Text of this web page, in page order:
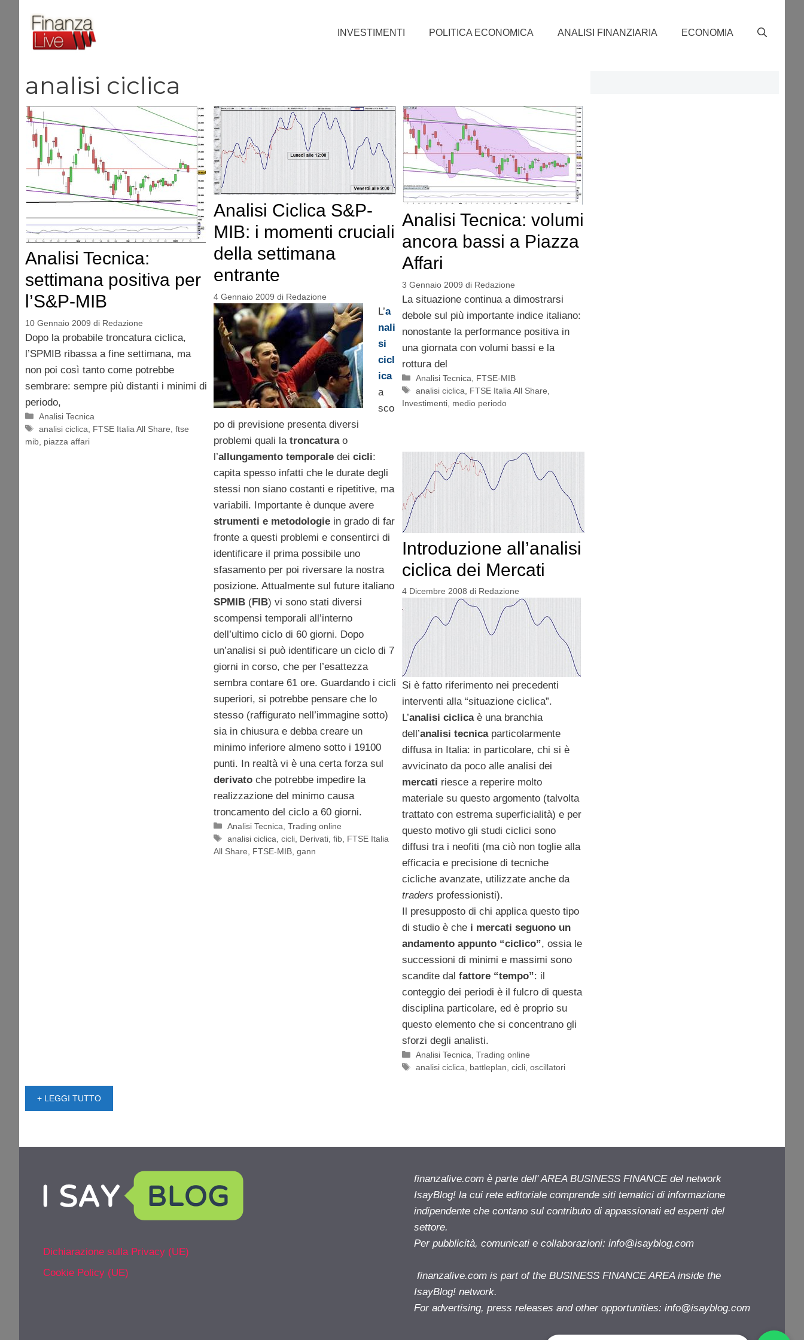
contenuto
INVESTIMENTI POLITICA ECONOMICA ANALISI FINANZIARIA ECONOMIA
analisi ciclica
Analisi Tecnica:
settimana positiva per
l’S&P-MIB
10 Gennaio 2009 di Redazione
Dopo la probabile troncatura ciclica,
l’SPMIB ribassa a fine settimana, ma
non poi così tanto come potrebbe
sembrare: sempre più distanti i minimi di
periodo,
Categorie
Analisi Tecnica
Tag
analisi ciclica FTSE Italia All Share ,ftse
mib piazza affari
Analisi Ciclica S&P-
MIB: i momenti cruciali
della settimana
entrante
4 Gennaio 2009 di Redazione
L’a
nali
si
cicl
ica
a
sco
po di previsione presenta diversi
problemi quali la troncaturao
l’allungamento temporaledei cicli:
capita spesso infatti che le durate degli
stessi non siano costanti e ripetitive, ma
variabili. Importante è dunque avere
strumenti e metodologiein grado di far
fronte a questi problemi e consentirci di
identificare il prima possibile uno
sfasamento per poi riversare la nostra
posizione. Attualmente sul future italiano
SPMIB(FIB) vi sono stati diversi
scompensi temporali all’interno
dell’ultimo ciclo di 60 giorni. Dopo
un’analisi si può identificare un ciclo di 7
giorni in corso, che per l’esattezza
sembra contare 61 ore. Guardando i cicli
superiori, si potrebbe pensare che lo
stesso (raffigurato nell’immagine sotto)
sia in chiusura e debba creare un
minimo inferiore almeno sotto i 19100
punti. In realtà vi è una certa forza sul
derivatoche potrebbe impedire la
realizzazione del minimo causa
troncamento del ciclo a 60 giorni.
Categorie
Analisi Tecnica ,Trading online
Tag
analisi ciclica ,cicli Derivati ,fib FTSE Italia
All Share
FTSE-MIB, gann
Analisi Tecnica: volumi
ancora bassi a Piazza
Affari
3 Gennaio 2009 di Redazione
La situazione continua a dimostrarsi
debole sul più importante indice italiano:
nonostante la performance positiva in
una giornata con volumi bassi e la
rottura del
Categorie
Analisi Tecnica
FTSE-MIB
Tag
analisi ciclica FTSE Italia All Share
Investimenti, medio periodo
Introduzione all’analisi
ciclica dei Mercati
4 Dicembre 2008 di Redazione
Si è fatto riferimento nei precedenti
interventi alla “situazione ciclica”.
L’analisi ciclicaè una branchia
dell’analisi tecnicaparticolarmente
diffusa in Italia: in particolare, chi si è
avvicinato da poco alle analisi dei
mercati riesce a reperire molto
materiale su questo argomento (talvolta
trattato con estrema superficialità) e per
questo motivo gli studi ciclici sono
diffusi tra i neofiti (ma ciò non toglie alla
efficacia e precisione di tecniche
cicliche avanzate, utilizzate anche da
traders professionisti).
Il presupposto di chi applica questo tipo
di studio è che i mercati seguono un
andamento appunto “ciclico”, ossia le
successioni di minimi e massimi sono
scandite dal fattore “tempo”: il
conteggio dei periodi è il fulcro di questa
disciplina particolare, ed è proprio su
questo elemento che si concentrano gli
sforzi degli analisti.
Categorie
Analisi Tecnica ,Trading online
Tag
analisi ciclica battleplan ,cicli ,oscillatori
+ LEGGI TUTTO
Dichiarazione sulla Privacy (UE)
Cookie Policy (UE)
finanzalive.com è parte dell' AREA BUSINESS FINANCE del network
IsayBlog! la cui rete editoriale comprende siti tematici di informazione
indipendente che contano sul contributo di appassionati ed esperti del
settore.
Per pubblicità, comunicati e collaborazioni: info@isayblog.com
finanzalive.com is part of the BUSINESS FINANCE AREA inside the
IsayBlog! network.
For advertising, press releases and other opportunities: info@isayblog.com